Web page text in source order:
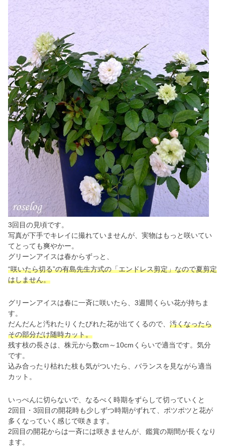
3回目の見頃です。
写真が下手でキレイに撮れていませんが、実物はもっと咲いてい
てとっても爽やかー。
グリーンアイスは春からずっと、
“咲いたら切る”の有島先生方式の「エンドレス剪定」なので夏剪定
はしません。
グリーンアイスは春に一斉に咲いたら、3週間くらい花が持ちま
す。
だんだんと汚れたりくたびれた花が出てくるので、 汚くなったら
その部分だけ随時カット。
残す枝の長さは、株元から数cm～10cmくらいで適当です。気分
です。
込み合ったり枯れた枝も気がついたら、バランスを見ながら適当
カット。
いっぺんに切らないで、なるべく時期をずらして切っていくと
2回目・3回目の開花時も少しずつ時期がずれて、ポツポツと花が
多くなっていく感じで咲きます。
2回目の開花からは一斉には咲きませんが、鑑賞の期間が長くなり
ます。